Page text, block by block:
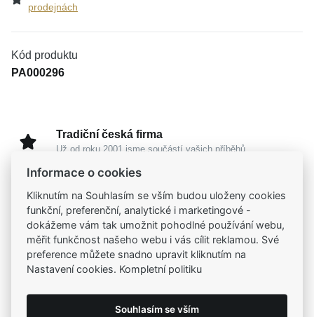
prodejnách
Kód produktu
PA000296
Tradiční česká firma
Už od roku 2001 jsme součástí vašich příběhů
Široký výběr produktů
Na našem e-shopu máte výběr z tisíců šperků
Garance vysoké kvality
Certifikáty původu a kvality k vybraným šperkům
Kamenné prodejny
Informace o cookies
Kliknutím na Souhlasím se vším budou uloženy cookies
funkční, preferenční, analytické i marketingové -
dokážeme vám tak umožnit pohodlné používání webu,
měřit funkčnost našeho webu i vás cílit reklamou. Své
preference můžete snadno upravit kliknutím na
Nastavení cookies. Kompletní politiku
Souhlasím se vším